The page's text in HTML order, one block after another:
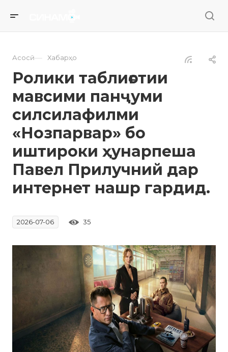
Асосӣ — Хабарҳо
Ролики таблиғотии
мавсими панҷуми
силсилафилми
«Нозпарвар» бо
иштироки ҳунарпеша
Павел Прилучний дар
интернет нашр гардид.
2026-07-06 35